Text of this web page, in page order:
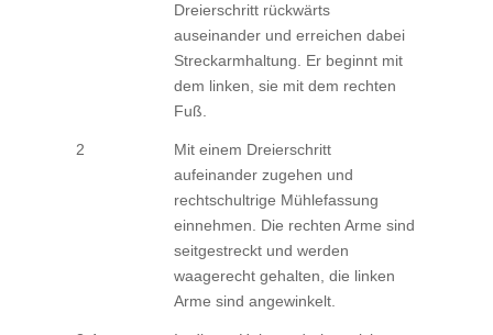
Dreierschritt rückwärts
auseinander und erreichen dabei
Streckarmhaltung. Er beginnt mit
dem linken, sie mit dem rechten
Fuß.
2
Mit einem Dreierschritt
aufeinander zugehen und
rechtschultrige Mühlefassung
einnehmen. Die rechten Arme sind
seitgestreckt und werden
waagerecht gehalten, die linken
Arme sind angewinkelt.